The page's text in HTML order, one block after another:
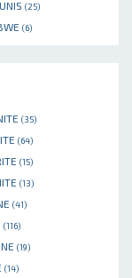
(25)
(6)
(35)
(64)
(15)
(13)
(41)
(116)
(19)
(14)